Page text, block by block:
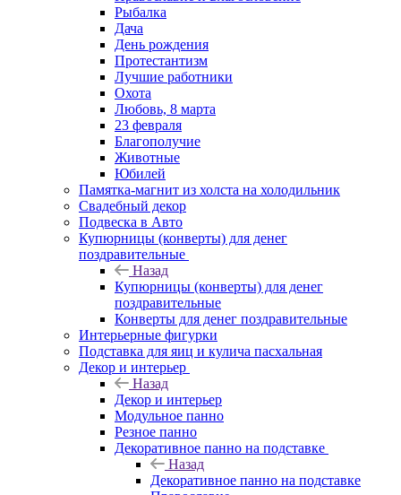
Рыбалка
Дача
День рождения
Протестантизм
Лучшие работники
Охота
Любовь, 8 марта
23 февраля
Благополучие
Животные
Юбилей
Памятка-магнит из холста на холодильник
Свадебный декор
Подвеска в Авто
Купюрницы (конверты) для денег
поздравительные
Назад
Купюрницы (конверты) для денег
поздравительные
Конверты для денег поздравительные
Интерьерные фигурки
Подставка для яиц и кулича пасхальная
Декор и интерьер
Назад
Декор и интерьер
Модульное панно
Резное панно
Декоративное панно на подставке
Назад
Декоративное панно на подставке